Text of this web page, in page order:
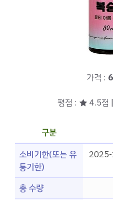
가격 :
평점 : ★ 4.5점
구분
소비기한(또는 유
통기한)
2025-
총 수량